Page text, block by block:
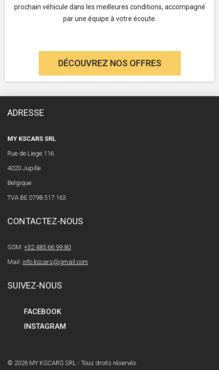
prochain véhicule dans les meilleures conditions, accompagné
par une équipe à votre écoute.
DÉCOUVREZ NOS OFFRES
ADRESSE
MY KSCARS SRL
Rue de Liege 116
4020 Jupille
Belgique
TVA BE 0798.517.163
CONTACTEZ-NOUS
GSM: +32 485 66 99 80
Mail: info.kscars@gmail.com
SUIVEZ-NOUS
FACEBOOK
INSTAGRAM
© 2026 MY KSCARS SRL - Tous droits réservés